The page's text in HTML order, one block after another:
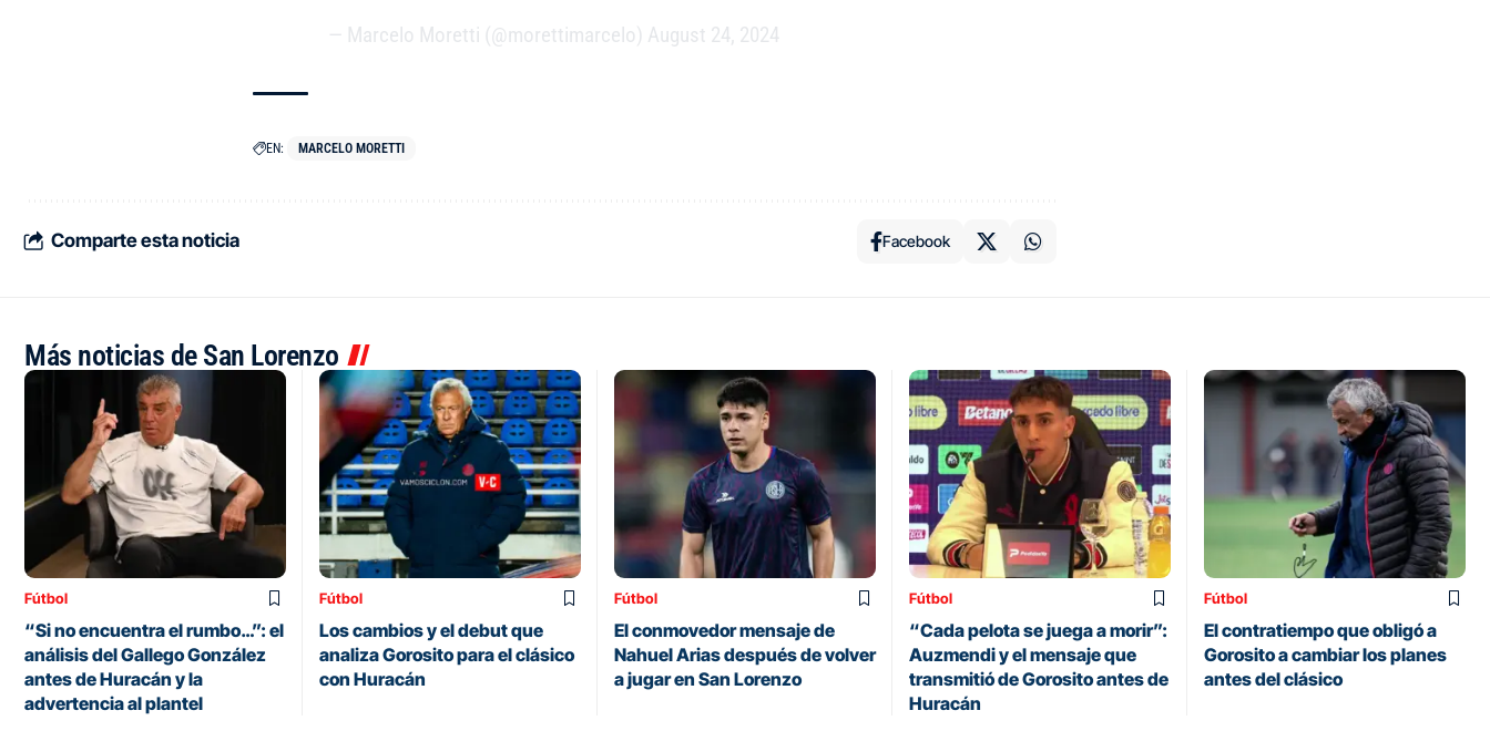
— Marcelo Moretti (@morettimarcelo) August 24, 2024
EN: MARCELO MORETTI
Comparte esta noticia Facebook
Más noticias de San Lorenzo
Fútbol
“Si no encuentra el rumbo…”: el
análisis del Gallego González
antes de Huracán y la
advertencia al plantel
Fútbol
Los cambios y el debut que
analiza Gorosito para el clásico
con Huracán
Fútbol
El conmovedor mensaje de
Nahuel Arias después de volver
a jugar en San Lorenzo
Fútbol
“Cada pelota se juega a morir”:
Auzmendi y el mensaje que
transmitió de Gorosito antes de
Huracán
Fútbol
El contratiempo que obligó a
Gorosito a cambiar los planes
antes del clásico